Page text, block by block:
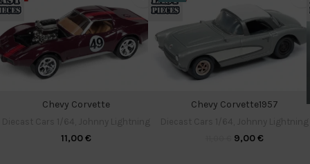
Chevy Corvette
11,00€
Chevy Corvette1957
9,00€